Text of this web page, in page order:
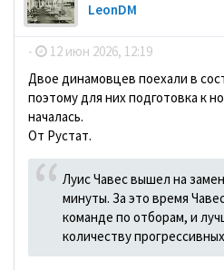
LeonDM
- 12 июн 2026, 12:19
Двое динамовцев поехали в
поэтому для них подготовка к
началась.
От Рустат.
Луис Чавес вышел на
минуты. За это время
команде по отборам, и
количеству